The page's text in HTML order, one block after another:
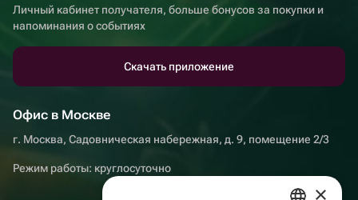
Личный кабинет получателя, больше бонусов за покупки и
напоминания о событиях
Скачать приложение
Офис в Москве
г. Москва, Садовническая набережная, д. 9, помещение 2/3
Режим работы: круглосуточно
×